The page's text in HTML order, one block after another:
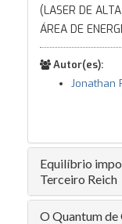
(LASER DE
ÁREA DE
Autor(es):
Jonathan
Equilíbrio
Terceiro Reich
O Quantum de